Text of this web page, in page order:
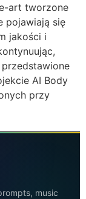
art tworzone
pojawiają się
jakości i
AI Body
przy
music